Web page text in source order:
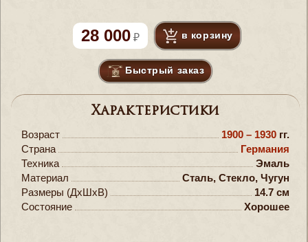
28 000 в корзину
Быстрый заказ
Характеристики
Возраст 1900 – 1930 гг.
Страна
Германия
Техника
Эмаль
Материал
Сталь, Стекло, Чугун
Размеры (ДxШxВ)
14.7 см
Состояние
Хорошее